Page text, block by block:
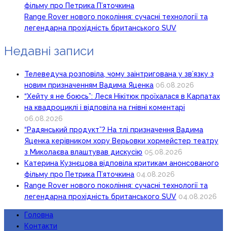
фільму про Петрика П’яточкина
Range Rover нового покоління: сучасні технології та
легендарна прохідність британського SUV
Недавні записи
Телеведуча розповіла, чому заінтригована у зв’язку з
новим призначенням Вадима Яценка 06.08.2026
“Хейту я не боюсь”: Леся Нікітюк проїхалася в Карпатах
на квадроциклі і відповіла на гнівні коментарі
06.08.2026
“Радянський продукт”? На тлі призначення Вадима
Яценка керівником хору Верьовки хормейстер театру
з Миколаєва влаштував дискусію 05.08.2026
Катерина Кузнєцова відповіла критикам анонсованого
фільму про Петрика П’яточкина 04.08.2026
Range Rover нового покоління: сучасні технології та
легендарна прохідність британського SUV 04.08.2026
Головна
Контакти